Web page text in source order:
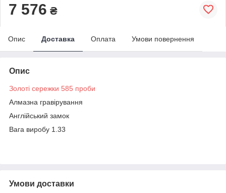
7 576 ₴
Опис Доставка Оплата Умови повернення
Опис
Золоті сережки 585 проби
Алмазна гравірування
Англійський замок
Вага виробу 1.33
Умови доставки